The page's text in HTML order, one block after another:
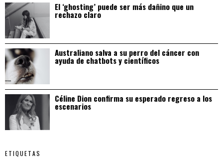
El ‘ghosting’ puede ser más dañino que un
rechazo claro
Australiano salva a su perro del cáncer con
ayuda de chatbots y científicos
Céline Dion confirma su esperado regreso a los
escenarios
ETIQUETAS